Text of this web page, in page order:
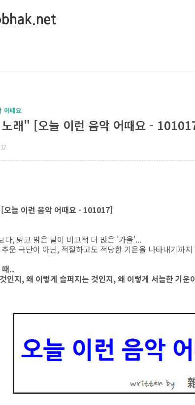
어때요
래" [오늘 이런 음악 어때요 -
늘 이런 음악 어때요 - 101017]
다, 맑고 밝은 날이 비교적 더 많은 '가을'...
운 극단이 아닌, 적절하고도 적당한 기온을 나타내기까
때..
인지, 왜 이렇게 슬퍼지는 것인지, 왜 이렇게 서늘한 기운